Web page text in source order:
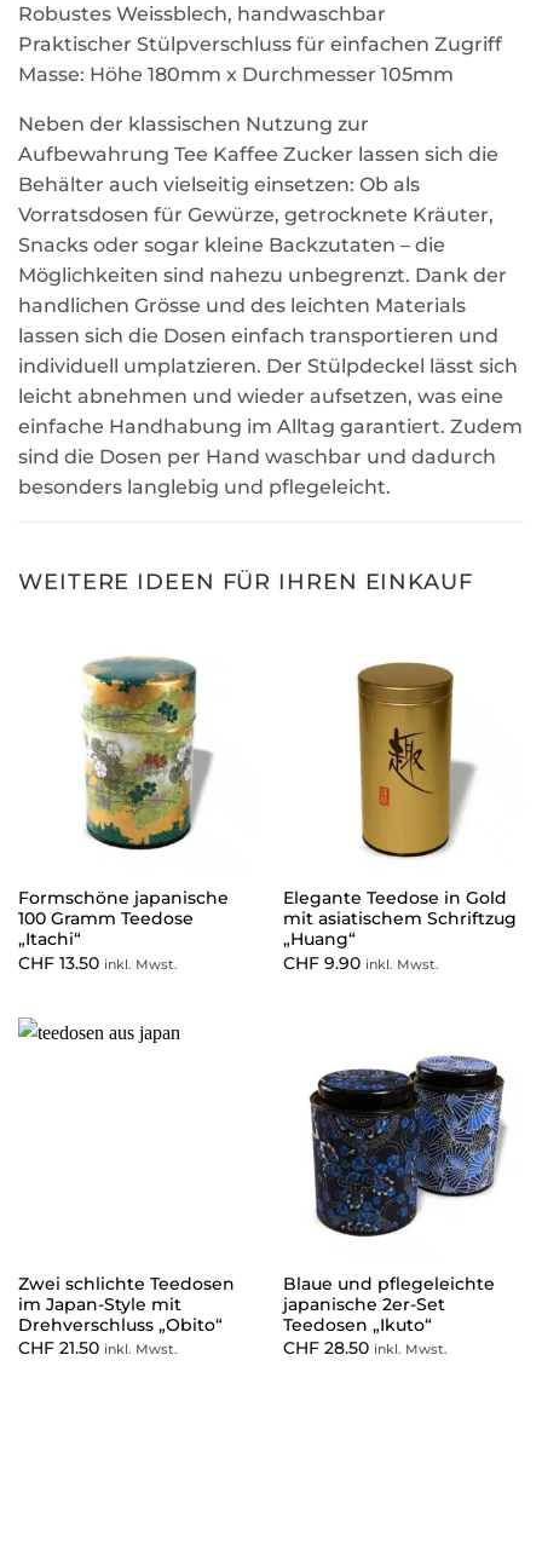
Robustes Weissblech, handwaschbar
Praktischer Stülpverschluss für einfachen Zugriff
Masse: Höhe 180mm x Durchmesser 105mm
Neben der klassischen Nutzung zur
Aufbewahrung Tee Kaffee Zucker lassen sich die
Behälter auch vielseitig einsetzen: Ob als
Vorratsdosen für Gewürze, getrocknete Kräuter,
Snacks oder sogar kleine Backzutaten – die
Möglichkeiten sind nahezu unbegrenzt. Dank der
handlichen Grösse und des leichten Materials
lassen sich die Dosen einfach transportieren und
individuell umplatzieren. Der Stülpdeckel lässt sich
leicht abnehmen und wieder aufsetzen, was eine
einfache Handhabung im Alltag garantiert. Zudem
sind die Dosen per Hand waschbar und dadurch
besonders langlebig und pflegeleicht.
WEITERE IDEEN FÜR IHREN EINKAUF
Formschöne japanische
100 Gramm Teedose
„Itachi“
CHF13.50 inkl. Mwst.
Elegante Teedose in Gold
mit asiatischem Schriftzug
„Huang“
CHF9.90 inkl. Mwst.
Zwei schlichte Teedosen
im Japan-Style mit
Drehverschluss „Obito“
CHF21.50 inkl. Mwst.
Blaue und pflegeleichte
japanische 2er-Set
Teedosen „Ikuto“
CHF28.50 inkl. Mwst.